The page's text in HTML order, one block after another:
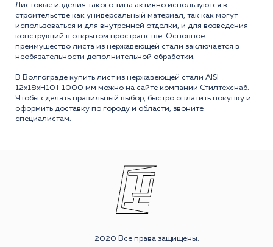
Листовые изделия такого типа активно используются в
строительстве как универсальный материал, так как могут
использоваться и для внутренней отделки, и для возведения
конструкций в открытом пространстве. Основное
преимущество листа из нержавеющей стали заключается в
необязательности дополнительной обработки.
В Волгограде купить лист из нержавеющей стали AISI
12x18xH10T 1000 мм можно на сайте компании Стилтехснаб.
Чтобы сделать правильный выбор, быстро оплатить покупку и
оформить доставку по городу и области, звоните
специалистам.
2020 Все права защищены.